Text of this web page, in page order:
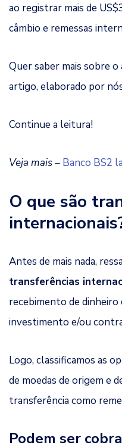
ao registrar mais de
câmbio e remessas
Quer saber mais sobre
artigo, elaborado por
Continue a leitura!
Veja mais – Banco BS2
O que são
Antes de mais nada,
transferências
recebimento de
investimento e/ou
Logo, classificamos as
de moedas de origem e
transferência como
Podem ser